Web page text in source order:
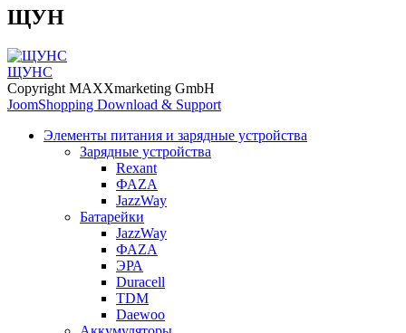
ЩУН
ЩУНС
Copyright MAXXmarketing GmbH
JoomShopping Download & Support
Элементы питания и зарядные устройства
Зарядные устройства
Rexant
ФАZА
JazzWay
Батарейки
JazzWay
ФАZА
ЭРА
Duracell
TDM
Daewoo